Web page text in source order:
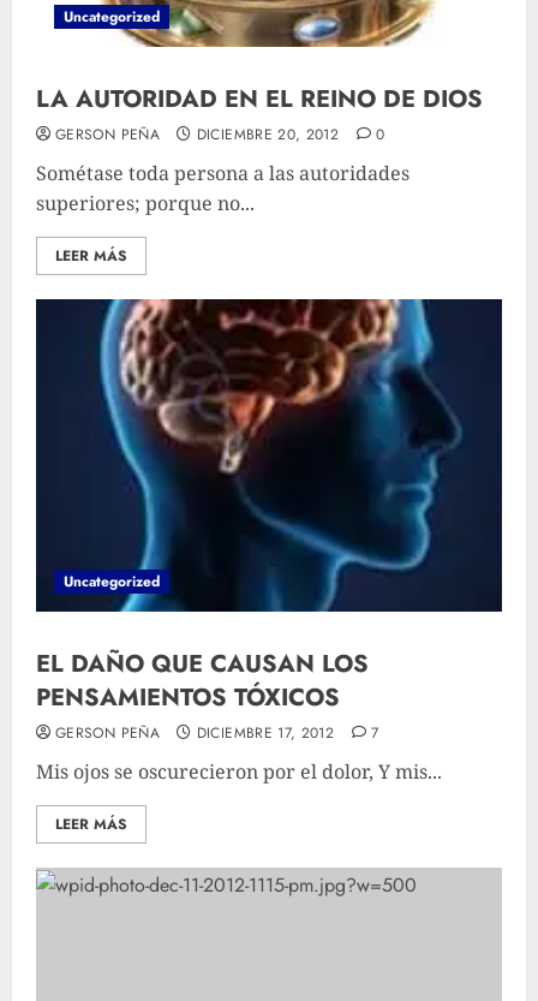
Uncategorized
LA AUTORIDAD EN EL REINO DE DIOS
GERSON PEÑA DICIEMBRE 20, 2012 0
Sométase toda persona a las autoridades
superiores; porque no...
LEER MÁS
Uncategorized
EL DAÑO QUE CAUSAN LOS
PENSAMIENTOS TÓXICOS
GERSON PEÑA DICIEMBRE 17, 2012 7
Mis ojos se oscurecieron por el dolor, Y mis...
LEER MÁS